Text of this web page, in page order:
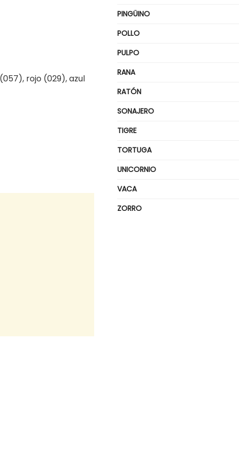
rojo (029), azul
PINGÜINO
POLLO
PULPO
RANA
RATÓN
SONAJERO
TIGRE
TORTUGA
UNICORNIO
VACA
ZORRO